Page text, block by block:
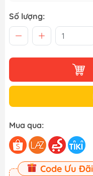
Số lượng:
Mua qua:
Code Ưu Đãi